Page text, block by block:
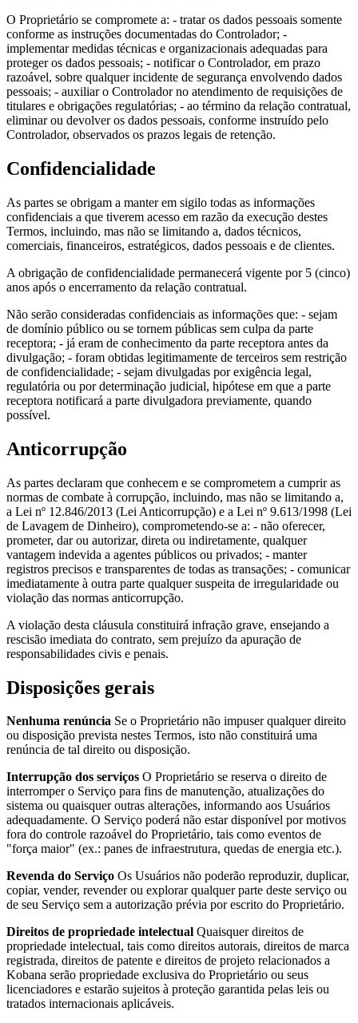
O Proprietário se compromete a: - tratar os dados pessoais somente
conforme as instruções documentadas do Controlador; -
implementar medidas técnicas e organizacionais adequadas para
proteger os dados pessoais; - notificar o Controlador, em prazo
razoável, sobre qualquer incidente de segurança envolvendo dados
pessoais; - auxiliar o Controlador no atendimento de requisições de
titulares e obrigações regulatórias; - ao término da relação contratual,
eliminar ou devolver os dados pessoais, conforme instruído pelo
Controlador, observados os prazos legais de retenção.
Confidencialidade
As partes se obrigam a manter em sigilo todas as informações
confidenciais a que tiverem acesso em razão da execução destes
Termos, incluindo, mas não se limitando a, dados técnicos,
comerciais, financeiros, estratégicos, dados pessoais e de clientes.
A obrigação de confidencialidade permanecerá vigente por 5 (cinco)
anos após o encerramento da relação contratual.
Não serão consideradas confidenciais as informações que: - sejam
de domínio público ou se tornem públicas sem culpa da parte
receptora; - já eram de conhecimento da parte receptora antes da
divulgação; - foram obtidas legitimamente de terceiros sem restrição
de confidencialidade; - sejam divulgadas por exigência legal,
regulatória ou por determinação judicial, hipótese em que a parte
receptora notificará a parte divulgadora previamente, quando
possível.
Anticorrupção
As partes declaram que conhecem e se comprometem a cumprir as
normas de combate à corrupção, incluindo, mas não se limitando a,
a Lei nº 12.846/2013 (Lei Anticorrupção) e a Lei nº 9.613/1998 (Lei
de Lavagem de Dinheiro), comprometendo-se a: - não oferecer,
prometer, dar ou autorizar, direta ou indiretamente, qualquer
vantagem indevida a agentes públicos ou privados; - manter
registros precisos e transparentes de todas as transações; - comunicar
imediatamente à outra parte qualquer suspeita de irregularidade ou
violação das normas anticorrupção.
A violação desta cláusula constituirá infração grave, ensejando a
rescisão imediata do contrato, sem prejuízo da apuração de
responsabilidades civis e penais.
Disposições gerais
Nenhuma renúncia Se o Proprietário não impuser qualquer direito
ou disposição prevista nestes Termos, isto não constituirá uma
renúncia de tal direito ou disposição.
Interrupção dos serviços O Proprietário se reserva o direito de
interromper o Serviço para fins de manutenção, atualizações do
sistema ou quaisquer outras alterações, informando aos Usuários
adequadamente. O Serviço poderá não estar disponível por motivos
fora do controle razoável do Proprietário, tais como eventos de
"força maior" (ex.: panes de infraestrutura, quedas de energia etc.).
Revenda do Serviço Os Usuários não poderão reproduzir, duplicar,
copiar, vender, revender ou explorar qualquer parte deste serviço ou
de seu Serviço sem a autorização prévia por escrito do Proprietário.
Direitos de propriedade intelectual Quaisquer direitos de
propriedade intelectual, tais como direitos autorais, direitos de marca
registrada, direitos de patente e direitos de projeto relacionados a
Kobana serão propriedade exclusiva do Proprietário ou seus
licenciadores e estarão sujeitos à proteção garantida pelas leis ou
tratados internacionais aplicáveis.